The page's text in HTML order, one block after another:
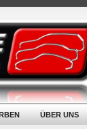
ÜBER UNS